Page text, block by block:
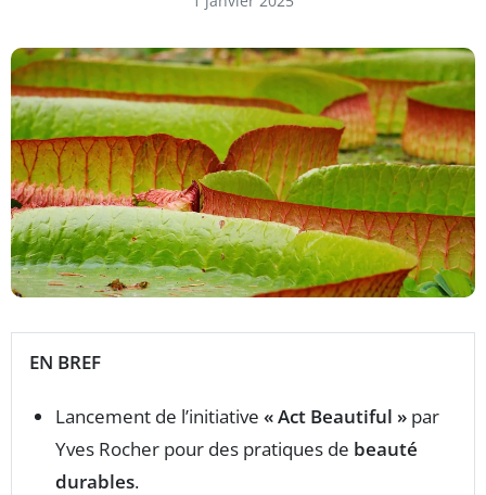
EN BREF
Lancement de l’initiative « Act Beautiful » par
Yves Rocher pour des pratiques de beauté
durables.